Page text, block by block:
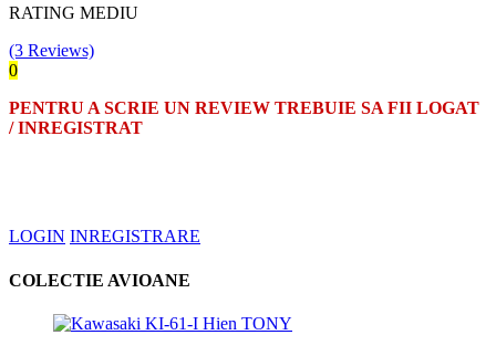
RATING MEDIU
(3 Reviews)
0
PENTRU A SCRIE UN REVIEW TREBUIE SA FII LOGAT
/ INREGISTRAT
LOGIN INREGISTRARE
COLECTIE AVIOANE